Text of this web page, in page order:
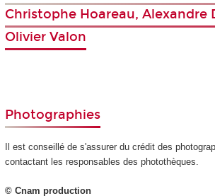
Christophe Hoareau, Alexandre
Olivier Valon
Photographies
Il est conseillé de s'assurer du crédit des
contactant les responsables des photothèques.
© Cnam production